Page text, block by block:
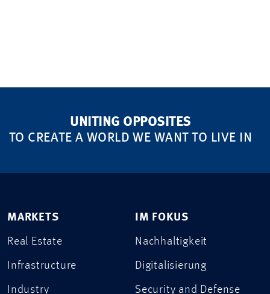
UNITING OPPOSITES
TO CREATE A WORLD WE WANT TO LIVE IN
MARKETS
Real Estate
Infrastructure
Industry
IM FOKUS
Nachhaltigkeit
Digitalisierung
Security and Defense